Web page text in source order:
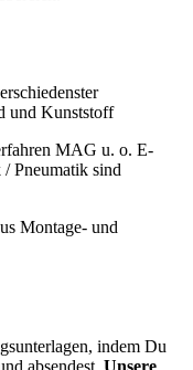
und Kunststoff
MAG u. o. E-
Pneumatik sind
Montage- und
indem Du
absendest. Unsere